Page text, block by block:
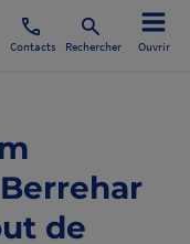
Contacts Rechercher Ouvrir
de